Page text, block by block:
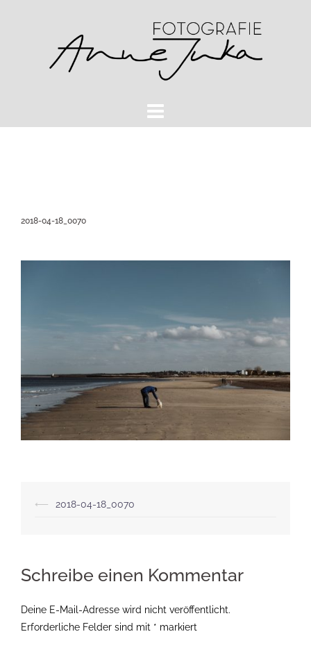
2018-04-18_0070
Beitragsnavigation
⟵ 2018-04-18_0070
Schreibe einen Kommentar
Deine E-Mail-Adresse wird nicht veröffentlicht.
Erforderliche Felder sind mit * markiert